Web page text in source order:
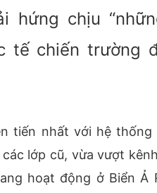
hứng chịu
tế chiến trường
tiến nhất với hệ
lớp cũ, vừa vượt
hoạt động ở Biển Ả